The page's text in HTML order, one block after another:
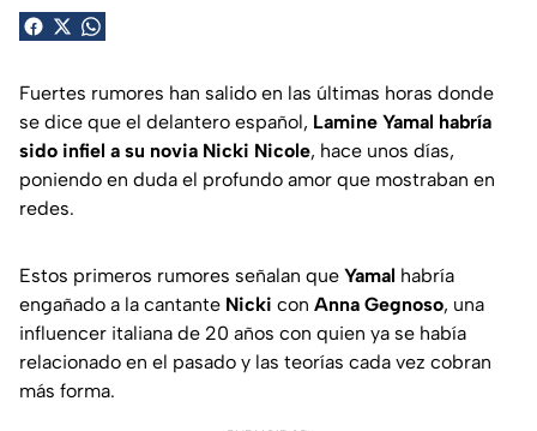
Fuertes rumores han salido en las últimas horas donde
se dice que el delantero español, Lamine Yamal habría
sido infiel a su novia Nicki Nicole, hace unos días,
poniendo en duda el profundo amor que mostraban en
redes.
Estos primeros rumores señalan que Yamal habría
engañado a la cantante Nicki con Anna Gegnoso, una
influencer italiana de 20 años con quien ya se había
relacionado en el pasado y las teorías cada vez cobran
más forma.